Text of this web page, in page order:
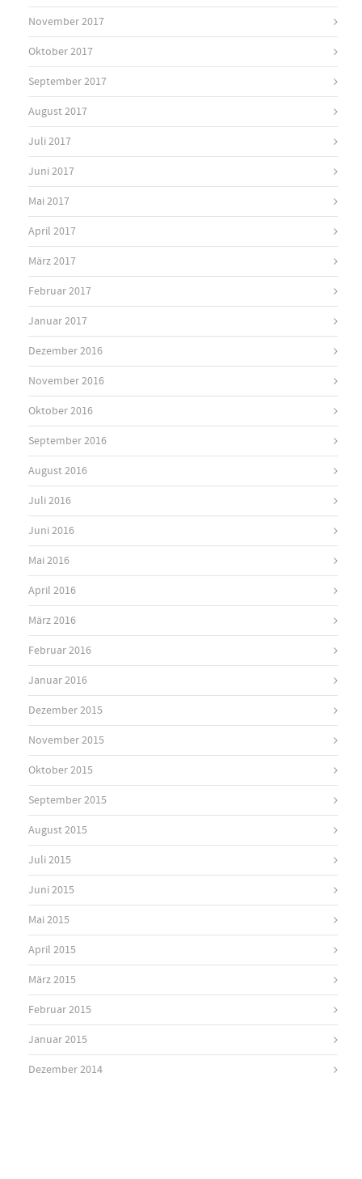
November 2017
Oktober 2017
September 2017
August 2017
Juli 2017
Juni 2017
Mai 2017
April 2017
März 2017
Februar 2017
Januar 2017
Dezember 2016
November 2016
Oktober 2016
September 2016
August 2016
Juli 2016
Juni 2016
Mai 2016
April 2016
März 2016
Februar 2016
Januar 2016
Dezember 2015
November 2015
Oktober 2015
September 2015
August 2015
Juli 2015
Juni 2015
Mai 2015
April 2015
März 2015
Februar 2015
Januar 2015
Dezember 2014